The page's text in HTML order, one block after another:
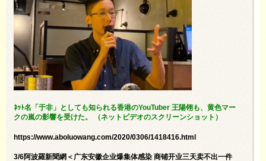
ﾈｯﾄ名「于非」としても知られる香港のYouTuber 王陽翎も、黄色マー
クの嵐の影響を受けた。 （ネットビデオのスクリーンショット）
https://www.aboluowang.com/2020/0306/1418416.html
3/6阿波羅新聞網＜广东安徽企业爆集体感染 商铺开业三天卖不出一件